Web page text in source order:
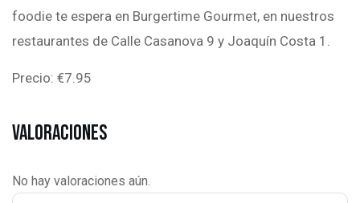
foodie te espera en Burgertime Gourmet, en nuestros
restaurantes de Calle Casanova 9 y Joaquín Costa 1.
Precio: €7.95
Valoraciones
No hay valoraciones aún.